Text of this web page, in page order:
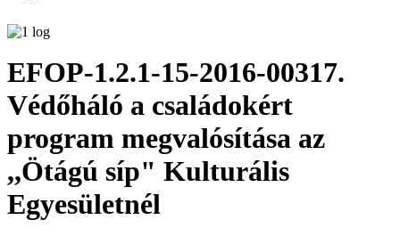
EFOP-1.2.1-15-2016-00317.
Védőháló a családokért
program megvalósítása az
,,Ötágú síp" Kulturális
Egyesületnél